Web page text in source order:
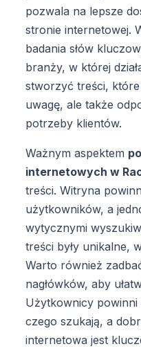
pozwala na lepsze
stronie internetowej.
badania słów
branży, w której
stworzyć treści,
uwagę, ale także
potrzeby klientów.
Ważnym aspektem
internetowych w
treści. Witryna
użytkowników, a
wytycznymi
treści były unikalne,
Warto również
nagłówków, aby
Użytkownicy
czego szukają, a
internetowa jest